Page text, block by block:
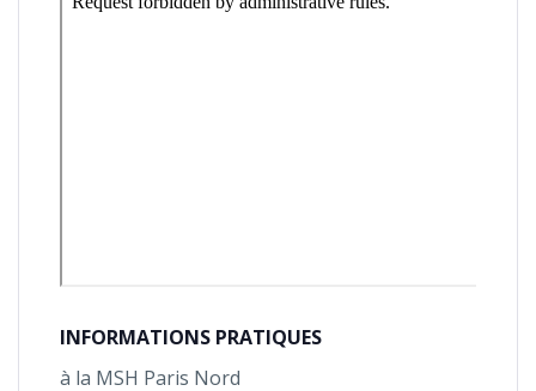
INFORMATIONS PRATIQUES
à la MSH Paris Nord